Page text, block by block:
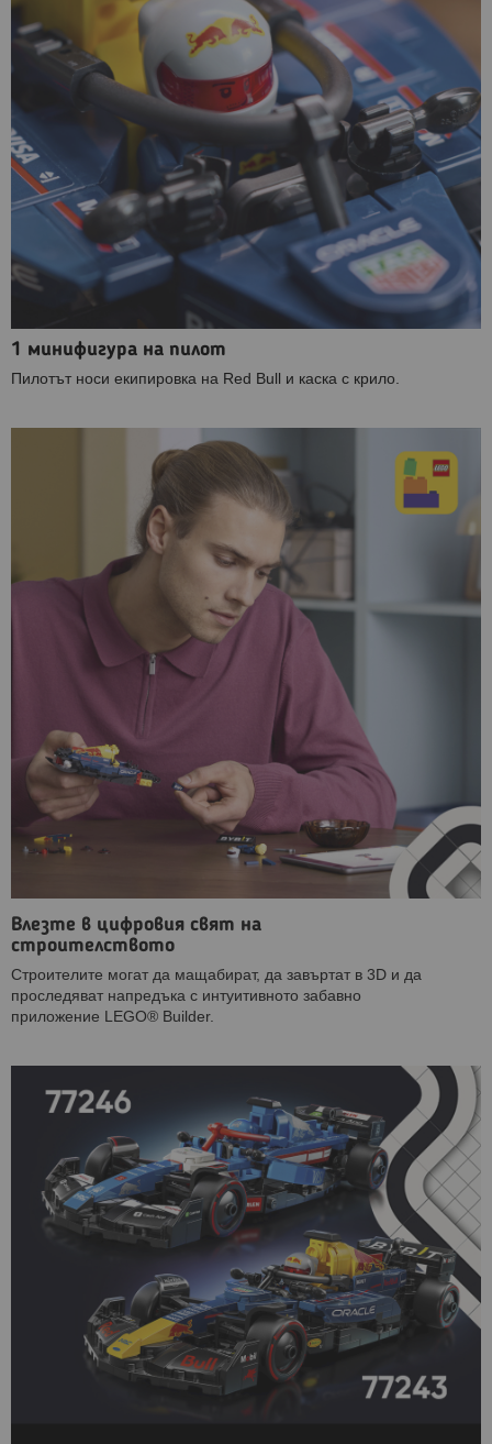
1 минифигура на пилот
Пилотът носи екипировка на Red Bull и каска с крило.
Влезте в цифровия свят на
строителството
Строителите могат да мащабират, да завъртат в 3D и да
проследяват напредъка с интуитивното забавно
приложение LEGO® Builder.